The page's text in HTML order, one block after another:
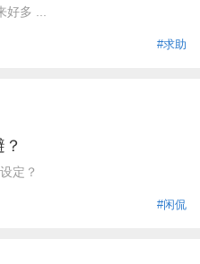
多 ...
#求助
定？
#闲侃